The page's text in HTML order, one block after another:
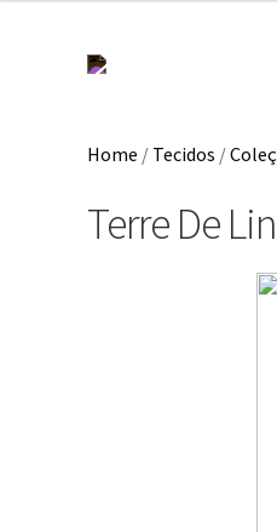
Home / Tecidos /
Terre De